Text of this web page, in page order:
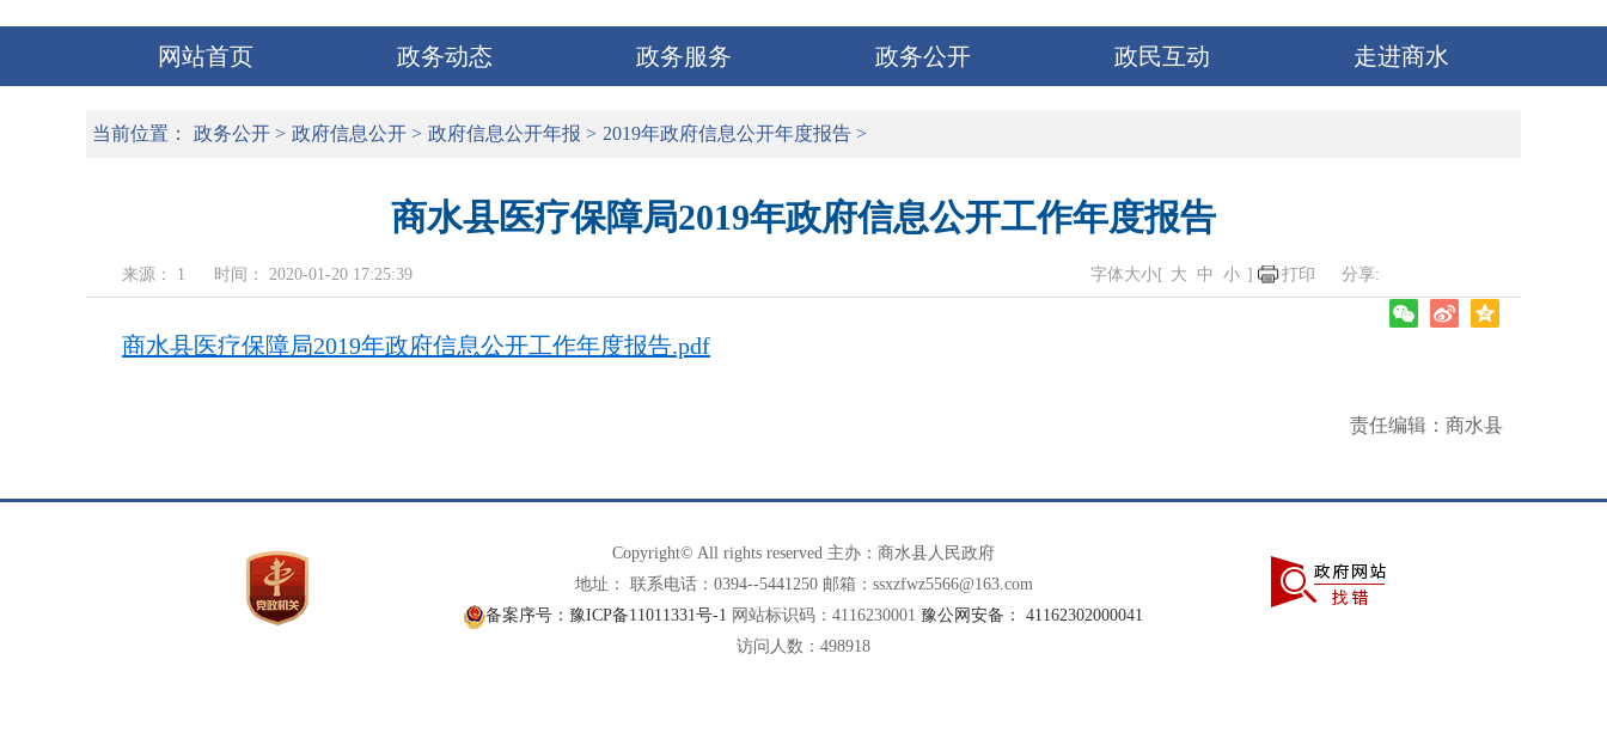
网站首页 政务动态 政务服务 政务公开 政民互动 走进商水
当前位置： 政务公开 > 政府信息公开 > 政府信息公开年报 > 2019年政府信息公开年度报告 >
商水县医疗保障局2019年政府信息公开工作年度报告
来源： 1 时间： 2020-01-20 17:25:39 字体大小[ 大 中 小 ] 打印
商水县医疗保障局2019年政府信息公开工作年度报告.pdf
责任编辑：商水县
Copyright© All rights reserved 主办：商水县人民政府
地址： 联系电话：0394--5441250 邮箱：ssxzfwz5566@163.com
备案序号：豫ICP备11011331号-1 网站标识码：4116230001 豫公网安备： 41162302000041
访问人数： 498918